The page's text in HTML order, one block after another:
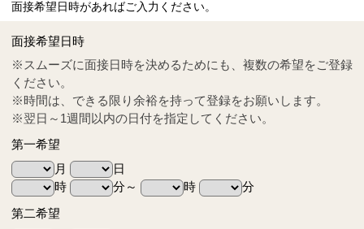
Tel
0570-55-0314
面接希望日時があればご入力ください。
面接希望日時
※スムーズに面接日時を決めるためにも、複数の希望をご登録
ください。
※時間は、できる限り余裕を持って登録をお願いします。
※翌日～1週間以内の日付を指定してください。
第一希望
月
日
時
分～ 時
分
第二希望